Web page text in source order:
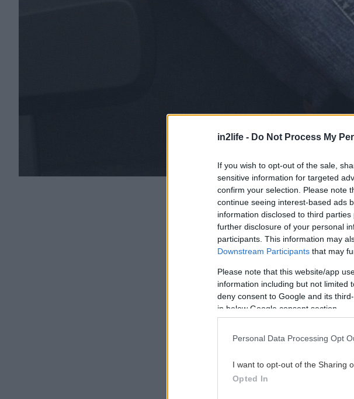
in2life - Do Not Process My
If you wish to opt-out of the sale,
sensitive information for targeted
confirm your selection. Please note
continue seeing interest-based ads
information disclosed to third
further disclosure of your personal
participants. This information may
Downstream Participants that may
Please note that this website/app
information including but not limited
deny consent to Google and its
in below Google consent section.
Personal Data Processing Opt
I want to opt-out of the Sharing
Opted In